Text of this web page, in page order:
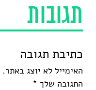
תגובות
כתיבת תגובה
האימייל לא יוצג באתר.
התגובה שלך *